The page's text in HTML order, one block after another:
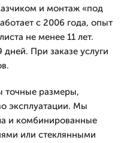
и монтаж «под
с 2006 года, опыт
не менее 11 лет.
При заказе услуги
размеры,
эксплуатации. Мы
и комбинированные
или стеклянными